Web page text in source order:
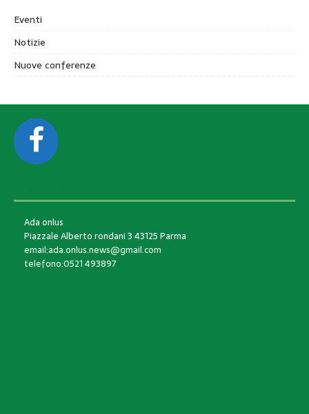
Eventi
Notizie
Nuove conferenze
Ada onlus
Piazzale Alberto rondani 3 43125 Parma
email:ada.onlus.news@gmail.com
telefono:0521 493897